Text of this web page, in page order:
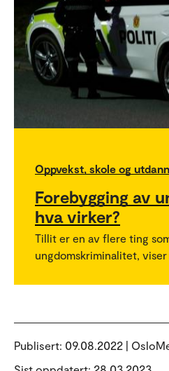
Oppvekst, skole og
Forebygging av
hva virker?
Tillit er en av flere ting
ungdomskriminalitet,
Publisert: 09.08.2022 |